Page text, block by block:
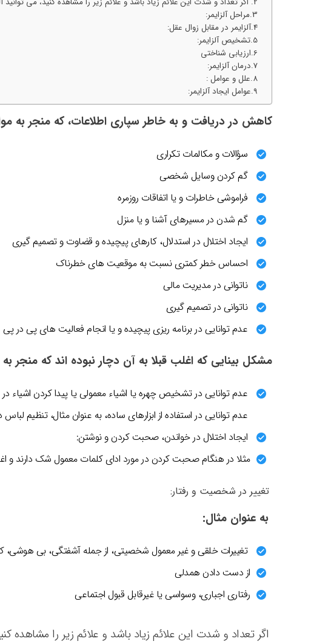
مراحل آلزایمر:
آلزایمر در مقابل زوال عقل:
تشخیص آلزایمر:
ارزیابی شناختی
درمان آلزایمر:
علل و عوامل :
عوامل ایجاد آلزایمر:
کاهش در دریافت و به خاطر سپاری اطلاعات، که منجر به
سؤالات و مکالمات تکراری
گم کردن وسایل شخصی
فراموشی خاطرات و یا اتفاقات روزمره
گم شدن در مسیرهای آشنا و یا منزل
ایجاد اختلال در استدلال، کارهای پیچیده و قضاوت و تصمیم گیری
احساس خطر کمتری نسبت به موقعیت های خطرناک
ناتوانی در مدیریت مالی
ناتوانی در تصمیم گیری
عدم توانایی در برنامه ریزی پیچیده و یا انجام فعالیت های پی در پی
مشکل بینایی که اغلب قبلا به آن دچار نبوده اند که منجر
عدم توانایی در تشخیص چهره یا اشیاء معمولی یا پیدا کردن اشیاء
عدم توانایی در استفاده از ابزارهای ساده، به عنوان مثال، تنظیم
ایجاد اختلال در خواندن، صحبت کردن و نوشتن:
مثلا در هنگام صحبت کردن در مورد ادای کلمات معمول شک دارند و
تغییر در شخصیت و رفتار:
به عنوان مثال:
تغییرات خلقی و غیر معمول شخصیتی، از جمله آشفتگی، بی هوشی،
از دست دادن همدلی
رفتاری اجباری، وسواسی یا غیرقابل قبول اجتماعی
اگر تعداد و شدت این علائم زیاد باشد و علائم زیر را مشاهده